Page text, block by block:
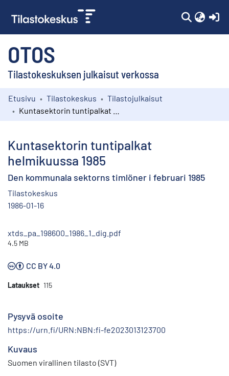
OTOS
Tilastokeskuksen julkaisut verkossa
Kokoelmat
Etusivu Tilastokeskus
Tilastojulkaisut
Kuntasektorin tuntipalkat
helmikuussa 1985
Den kommunala sektorns timlöner i februari 1985
Tilastokeskus
1986-01-16
xtds_pa_198600_1986_1_dig.pdf
4.5 MB
CC BY 4.0
Lataukset 115
Pysyvä osoite
https://urn.fi/URN:NBN:fi-fe2023013123700
Kuvaus
Suomen virallinen tilasto (SVT)